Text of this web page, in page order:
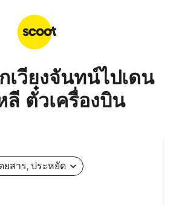
เวียงจันทน์ไปเดน
ตั๋วเครื่องบิน
ยสาร, ประหยัด expand_more